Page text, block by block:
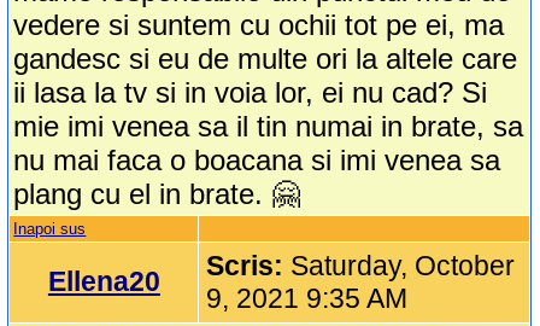
vedere si suntem cu ochii tot pe ei, ma
gandesc si eu de multe ori la altele care
ii lasa la tv si in voia lor, ei nu cad? Si
mie imi venea sa il tin numai in brate, sa
nu mai faca o boacana si imi venea sa
plang cu el in brate. 🤗
Inapoi sus
Ellena20 Scris: Saturday, October
9, 2021 9:35 AM